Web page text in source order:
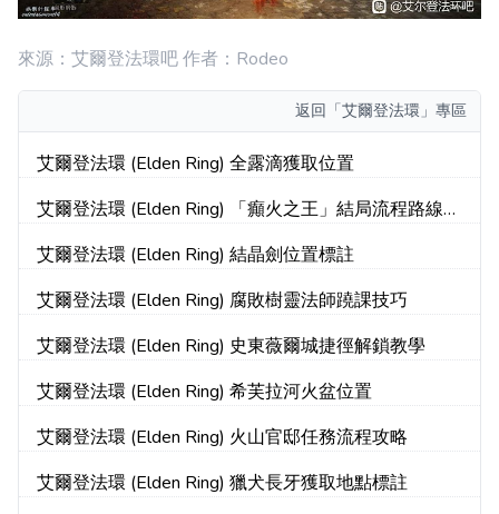
來源：艾爾登法環吧 作者：Rodeo
返回 「艾爾登法環」專區
艾爾登法環 (Elden Ring) 全露滴獲取位置
艾爾登法環 (Elden Ring) 「癲火之王」結局流程路線介
艾爾登法環 (Elden Ring) 結晶劍位置標註
艾爾登法環 (Elden Ring) 腐敗樹靈法師蹺課技巧
艾爾登法環 (Elden Ring) 史東薇爾城捷徑解鎖教學
艾爾登法環 (Elden Ring) 希芙拉河火盆位置
艾爾登法環 (Elden Ring) 火山官邸任務流程攻略
艾爾登法環 (Elden Ring) 獵犬長牙獲取地點標註